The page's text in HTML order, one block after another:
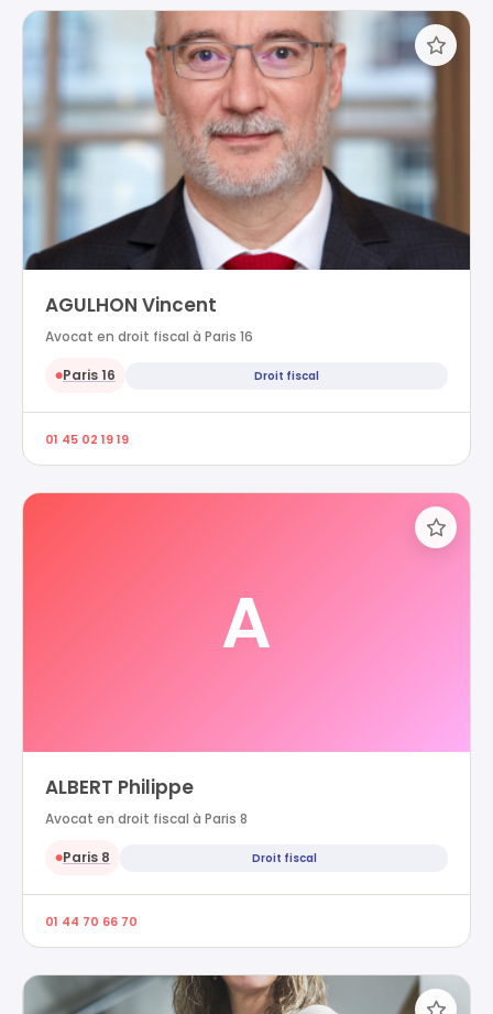
AGULHON Vincent
Avocat en droit fiscal à Paris 16
●Paris 16 Droit fiscal
01 45 02 19 19
A
ALBERT Philippe
Avocat en droit fiscal à Paris 8
●Paris 8 Droit fiscal
01 44 70 66 70